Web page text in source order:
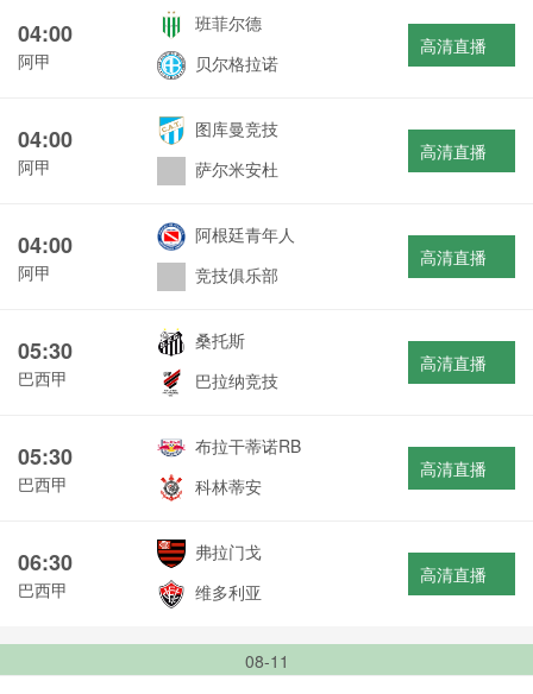
04:00
阿甲
班菲尔德
贝尔格拉诺
高清直播
04:00
阿甲
图库曼竞技
萨尔米安杜
高清直播
04:00
阿甲
阿根廷青年人
竞技俱乐部
高清直播
05:30
巴西甲
桑托斯
巴拉纳竞技
高清直播
05:30
巴西甲
布拉干蒂诺RB
科林蒂安
高清直播
06:30
巴西甲
弗拉门戈
维多利亚
高清直播
08-11